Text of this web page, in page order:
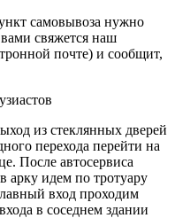
самовывоза нужно
вами свяжется наш
почте) и сообщит,
из стеклянных дверей
перехода перейти на
После автосервиса
арку идем по тротуару
вход проходим
в соседнем здании